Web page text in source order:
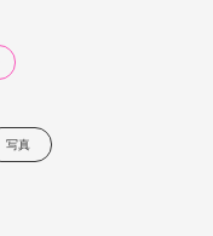
写真